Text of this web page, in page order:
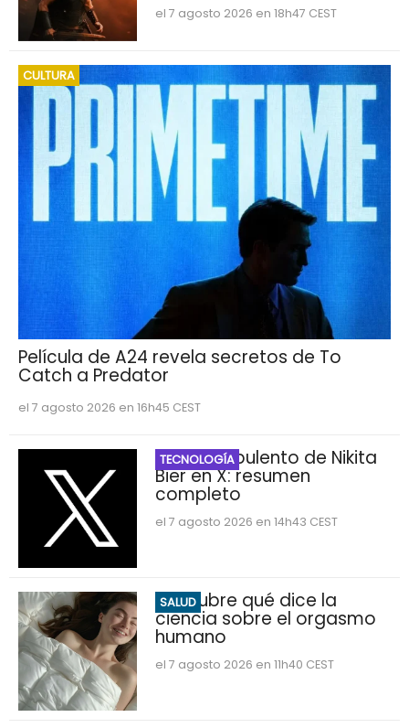
el 7 agosto 2026 en 18h47 CEST
CULTURA
Película de A24 revela secretos de To
Catch a Predator
el 7 agosto 2026 en 16h45 CEST
TECNOLOGÍA
El año turbulento de Nikita
Bier en X: resumen
completo
el 7 agosto 2026 en 14h43 CEST
SALUD
Descubre qué dice la
ciencia sobre el orgasmo
humano
el 7 agosto 2026 en 11h40 CEST